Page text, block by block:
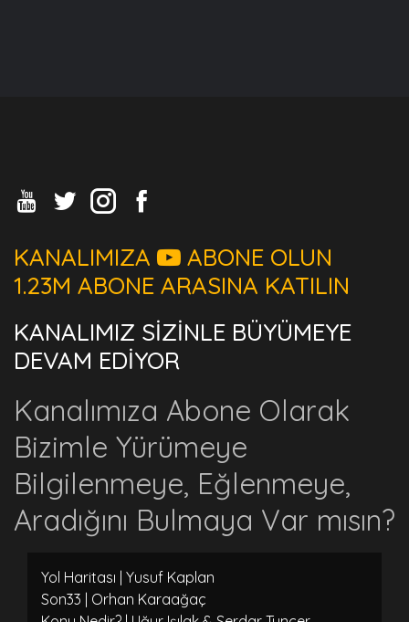
KANALIMIZA
ABONE OLUN
1.23M ABONE ARASINA KATILIN
KANALIMIZ SİZİNLE BÜYÜMEYE
DEVAM EDİYOR
Kanalımıza Abone Olarak
Bizimle Yürümeye
Bilgilenmeye, Eğlenmeye,
Aradığını Bulmaya Var mısın?
Yol Haritası | Yusuf Kaplan
Son33 | Orhan Karaağaç